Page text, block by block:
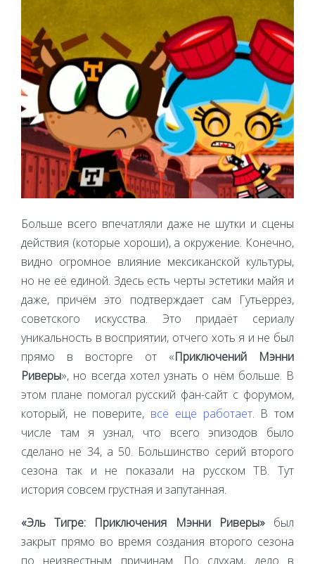
Больше всего впечатляли даже не шутки и сцены
действия (которые хороши), а окружение. Конечно,
видно огромное влияние мексиканской культуры,
но не её единой. Здесь есть черты эстетики майя и
даже, причём это подтверждает сам Гутьеррез,
советского искусства. Это придаёт сериалу
уникальность в восприятии, отчего хоть я и не был
прямо в восторге от «Приключений Мэнни
Риверы», но всегда хотел узнать о нём больше. В
этом плане помогал русский фан-сайт с форумом,
который, не поверите, всё ещё работает. В том
числе там я узнал, что всего эпизодов было
сделано не 34, а 50. Большинство серий второго
сезона так и не показали на русском ТВ. Тут
история совсем грустная и запутанная.
«Эль Тигре: Приключения Мэнни Риверы»был
закрыт прямо во время создания второго сезона
по неизвестным причинам. По слухам, дело в